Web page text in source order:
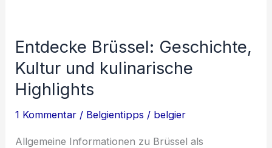
Genuss
Entdecke Brüssel: Geschichte,
Kultur und kulinarische
Highlights
1 Kommentar / Belgientipps / belgier
Allgemeine Informationen zu Brüssel als